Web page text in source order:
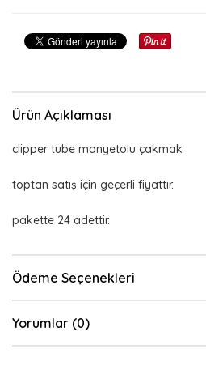
Ürün Açıklaması
clipper tube manyetolu çakmak
toptan satış için geçerli fiyattır.
pakette 24 adettir.
Ödeme Seçenekleri
Yorumlar (0)